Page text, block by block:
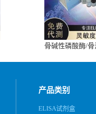
骨碱性磷酸酶/
产品类别
ELISA试剂盒